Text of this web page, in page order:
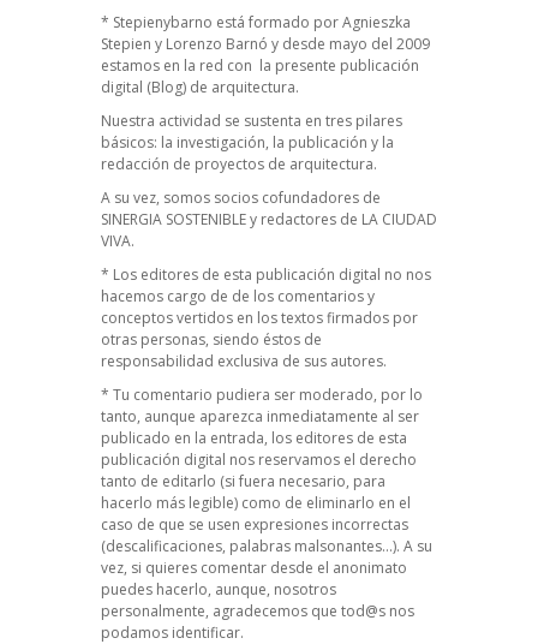
* Stepienybarno está formado por Agnieszka
Stepien y Lorenzo Barnó y desde mayo del 2009
estamos en la red con la presente publicación
digital (Blog) de arquitectura.
Nuestra actividad se sustenta en tres pilares
básicos: la investigación, la publicación y la
redacción de proyectos de arquitectura.
A su vez, somos socios cofundadores de
SINERGIA SOSTENIBLEy redactores de LA CIUDAD
VIVA.
* Los editores de esta publicación digital no nos
hacemos cargo de de los comentarios y
conceptos vertidos en los textos firmados por
otras personas, siendo éstos de
responsabilidad exclusiva de sus autores.
* Tu comentario pudiera ser moderado, por lo
tanto, aunque aparezca inmediatamente al ser
publicado en la entrada, los editores de esta
publicación digital nos reservamos el derecho
tanto de editarlo (si fuera necesario, para
hacerlo más legible) como de eliminarlo en el
caso de que se usen expresiones incorrectas
(descalificaciones, palabras malsonantes…). A su
vez, si quieres comentar desde el anonimato
puedes hacerlo, aunque, nosotros
personalmente, agradecemos que tod@s nos
podamos identificar.